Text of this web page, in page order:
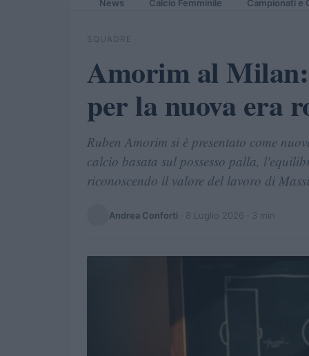
News Calcio Femminile Campionati e
SQUADRE
Amorim al
per la nuova era
Ruben Amorim si è presentato come
calcio basata sul possesso palla,
riconoscendo il valore del lavoro di
Andrea Conforti 8 Luglio 2026 · 3 min